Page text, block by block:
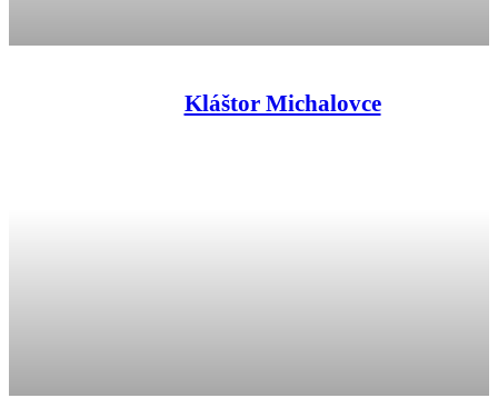
Kláštor Michalovce